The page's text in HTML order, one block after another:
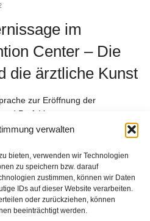
verwalten
bieten, verwenden wir Technologien
zu speichern bzw. darauf
zustimmen, können wir Daten
IDs auf dieser Website verarbeiten.
oder zurückziehen, können
beeinträchtigt werden.
im
Center – Die
die ärztliche Kunst
zur Eröffnung der
Prof. Vester,…
COOKIE-RICHTLINIE (EU)